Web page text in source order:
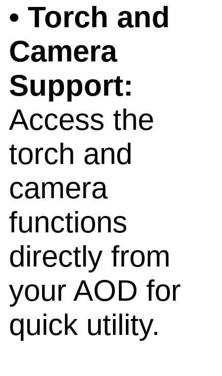
• Torch and
Camera
Support:
Access the
torch and
camera
functions
directly from
your AOD for
quick utility.